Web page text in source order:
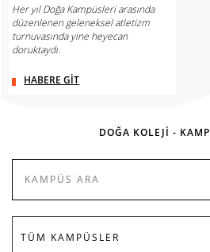
Her yıl Doğa Kampüsleri arasında
düzenlenen geleneksel atletizm
turnuvasında yine heyecan
doruktaydı.
HABERE GİT
DOĞA KOLEJİ -